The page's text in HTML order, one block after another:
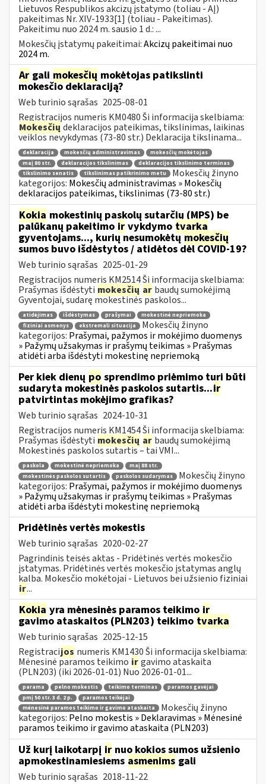
Lietuvos Respublikos akcizų įstatymo (toliau - AĮ)
pakeitimas Nr. XIV-1933[1] (toliau - Pakeitimas).
Pakeitimu nuo 2024 m. sausio 1 d.: ...
Mokesčių įstatymų pakeitimai:Akcizų pakeitimai nuo
2024 m.
Ar gali mokesčių mokėtojas patikslinti
mokesčio deklaraciją?
Web turinio sąrašas 2025-08-01
Registracijos numeris KM0480 Ši informacija skelbiama:
Mokesčių deklaracijos pateikimas, tikslinimas, laikinas
veiklos nevykdymas (73-80 str.) Deklaracija tikslinama...
deklaracija mokesčių administravimas
mokesčių mokėtojas
maį 80 str.
deklaracijos tikslinimas
deklaracijos tikslinimo terminas
tikslinimo senatis
tikslinimas patikrinimo metu
Mokesčių žinyno
kategorijos: Mokesčių administravimas » Mokesčių
deklaracijos pateikimas, tikslinimas (73-80 str.)
Kokia mokestinių paskolų sutarčių (MPS) be
palūkanų pakeitimo ir vykdymo tvarka
gyventojams..., kurių nesumokėtųmokesčių
sumos buvo išdėstytos / atidėtos dėl COVID-19?
Web turinio sąrašas 2025-01-29
Registracijos numeris KM2514 Ši informacija skelbiama:
Prašymas išdėstyti mokesčių ar baudų sumokėjimą
Gyventojai, sudarę mokestinės paskolos...
atidėjimas išdėstymas prašymai
mokestinė nepriemoka
fiziniai asmenys
ekstremali situacija
Mokesčių žinyno
kategorijos: Prašymai, pažymos ir mokėjimo duomenys
» Pažymų užsakymas ir prašymų teikimas » Prašymas
atidėti arba išdėstyti mokestinę nepriemoką
Per kiek dienų po sprendimo priėmimo turi būti
sudaryta mokestinės paskolos sutartis...ir
patvirtintas mokėjimo grafikas?
Web turinio sąrašas 2024-10-31
Registracijos numeris KM1454 Ši informacija skelbiama:
Prašymas išdėstyti mokesčių ar baudų sumokėjimą
Mokestinės paskolos sutartis – tai VMI...
paskola mokestinė nepriemoka
maį 88 str.
mokestinės paskolos sutartis
paskolos sudarymas
Mokesčių žinyno
kategorijos: Prašymai, pažymos ir mokėjimo duomenys
» Pažymų užsakymas ir prašymų teikimas » Prašymas
atidėti arba išdėstyti mokestinę nepriemoką
Pridėtinės vertės mokestis
Web turinio sąrašas 2020-02-27
Pagrindinis teisės aktas - Pridėtinės vertės mokesčio
įstatymas. Pridėtinės vertės mokesčio įstatymas anglų
kalba. Mokesčio mokėtojai - Lietuvos bei užsienio fiziniai
ir...
Kokia yra mėnesinės paramos teikimo ir
gavimo ataskaitos (PLN203) teikimo tvarka
Web turinio sąrašas 2025-12-15
Registracijos numeris KM1430 Ši informacija skelbiama:
Mėnesinė paramos teikimo irgavimo ataskaita
(PLN203) (iki 2026-01-01) Nuo 2026-01-01...
parama pelno mokestis teikimo terminas
paramos gavėjai
pmį 50 str. 3 d. 2 p.
paramos teikėjai
mėnesinė paramos teikimo ir gavimo ataskaita
Mokesčių žinyno
kategorijos: Pelno mokestis » Deklaravimas » Mėnesinė
paramos teikimo ir gavimo ataskaita (PLN203)
Už kurį laikotarpį ir nuo kokios sumos užsienio
apmokestinamiesiems asmenims gali
Web turinio sąrašas 2018-11-22